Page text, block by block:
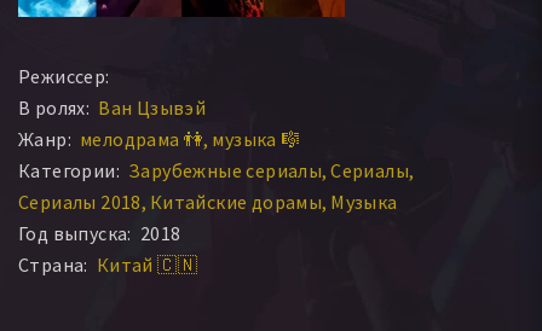
Режиссер:
В ролях: Ван Цзывэй
Жанр: мелодрама 👫 музыка 🎼
Категории: Зарубежные сериалы Сериалы
Сериалы 2018 Китайские дорамы Музыка
Год выпуска: 2018
Страна: Китай 🇨🇳